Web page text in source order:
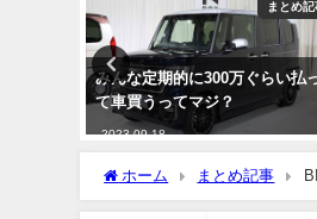
まとめ記
みんな定期的に300万ぐらい払
て車買うってマジ？
2023-09-18
ホーム まとめ記事